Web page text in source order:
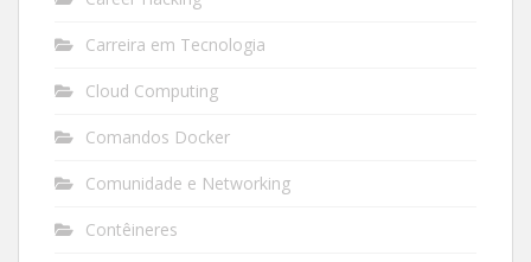
Carreira em Tecnologia
Cloud Computing
Comandos Docker
Comunidade e Networking
Contêineres